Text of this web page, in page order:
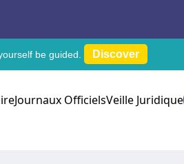
be guided. Discover
Journaux OfficielsVeille Juridique